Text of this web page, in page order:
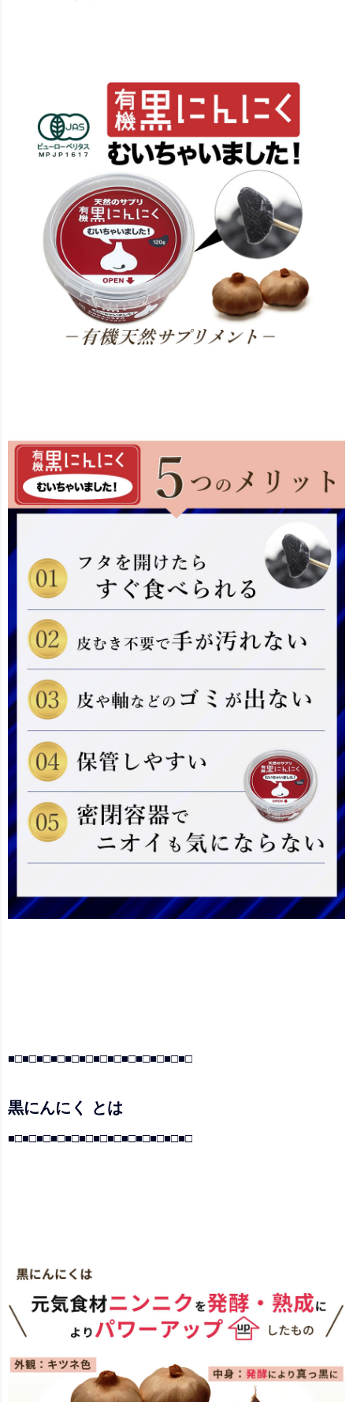
■□■□■□■□■□■□■□■□■□■□■□■□■□
黒にんにく とは
■□■□■□■□■□■□■□■□■□■□■□■□■□